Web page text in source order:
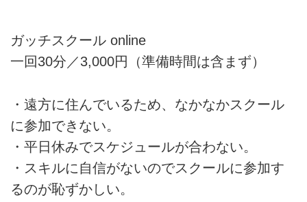
ガッチスクール online
一回30分／3,000円（準備時間は含まず）
・遠方に住んでいるため、なかなかスクール
に参加できない。
・平日休みでスケジュールが合わない。
・スキルに自信がないのでスクールに参加す
るのが恥ずかしい。